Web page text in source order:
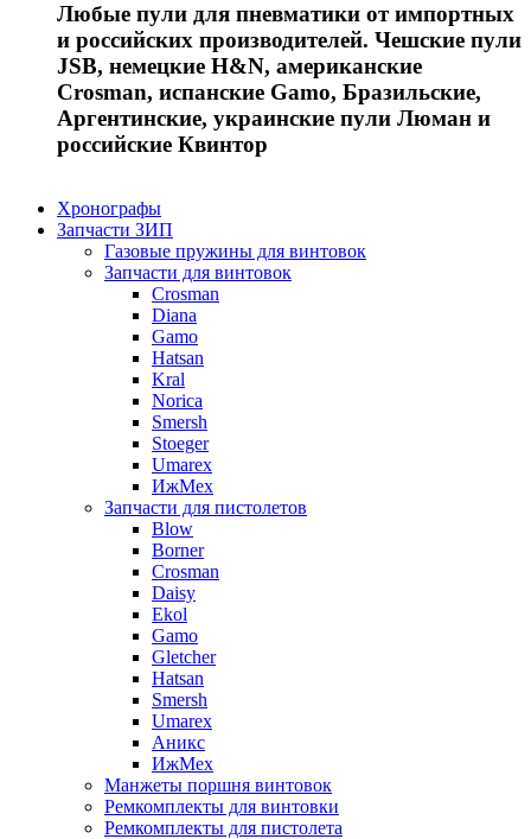
Любые пули для пневматики от импортных
и российских производителей. Чешские пули
JSB, немецкие H&N, американские
Crosman, испанские Gamo, Бразильские,
Аргентинские, украинские пули Люман и
российские Квинтор
Хронографы
Запчасти ЗИП
Газовые пружины для винтовок
Запчасти для винтовок
Crosman
Diana
Gamo
Hatsan
Kral
Norica
Smersh
Stoeger
Umarex
ИжМех
Запчасти для пистолетов
Blow
Borner
Crosman
Daisy
Ekol
Gamo
Gletcher
Hatsan
Smersh
Umarex
Аникс
ИжМех
Манжеты поршня винтовок
Ремкомплекты для винтовки
Ремкомплекты для пистолета